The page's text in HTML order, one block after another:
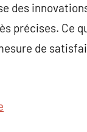
des
précises. Ce
de